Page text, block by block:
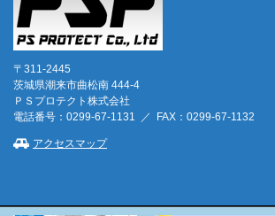
〒311-2445
茨城県潮来市曲松南 444-4
ＰＳプロテクト株式会社
電話番号：0299-67-1131 ／ FAX：0299-67-1132
アクセスマップ